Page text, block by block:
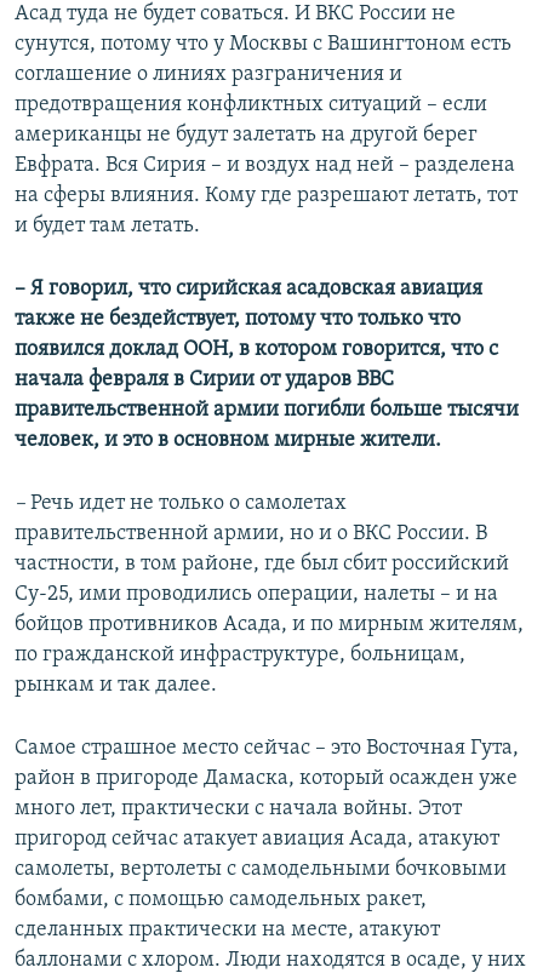
Асад туда не будет соваться. И ВКС России не
сунутся, потому что у Москвы с Вашингтоном есть
соглашение о линиях разграничения и
предотвращения конфликтных ситуаций – если
американцы не будут залетать на другой берег
Евфрата. Вся Сирия – и воздух над ней – разделена
на сферы влияния. Кому где разрешают летать, тот
и будет там летать.
– Я говорил, что сирийская асадовская авиация
также не бездействует, потому что только что
появился доклад ООН, в котором говорится, что с
начала февраля в Сирии от ударов ВВС
правительственной армии погибли больше тысячи
человек, и это в основном мирные жители.
– Речь идет не только о самолетах
правительственной армии, но и о ВКС России. В
частности, в том районе, где был сбит российский
Су-25, ими проводились операции, налеты – и на
бойцов противников Асада, и по мирным жителям,
по гражданской инфраструктуре, больницам,
рынкам и так далее.
Самое страшное место сейчас – это Восточная Гута,
район в пригороде Дамаска, который осажден уже
много лет, практически с начала войны. Этот
пригород сейчас атакует авиация Асада, атакуют
самолеты, вертолеты с самодельными бочковыми
бомбами, с помощью самодельных ракет,
сделанных практически на месте, атакуют
баллонами с хлором. Люди находятся в осаде, у них